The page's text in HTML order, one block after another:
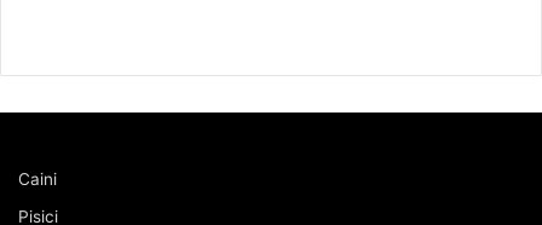
Caini
Pisici